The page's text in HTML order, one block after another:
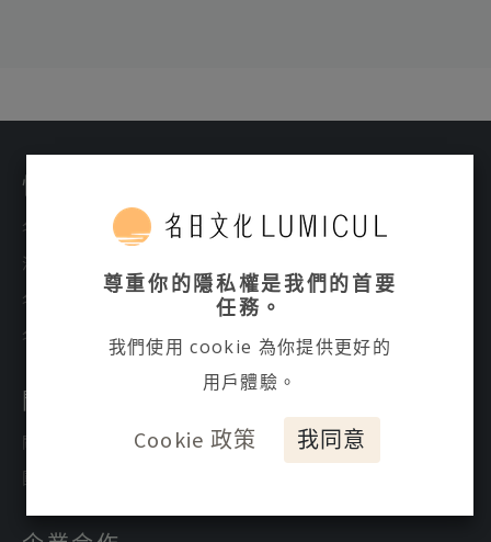
快速連結
名日所聞
活動課程
名日之光
名日商店
關於我們
關於名日文化
團隊介紹
尊重你的隱私權是我們的首要
任務。
我們使用 cookie 為你提供更好的
用戶體驗。
Cookie 政策 我同意